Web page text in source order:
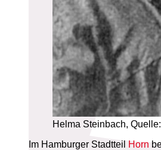
Helma Steinbach,
Im Hamburger Stadtteil
Horn